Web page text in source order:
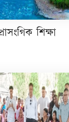
শিক্ষা